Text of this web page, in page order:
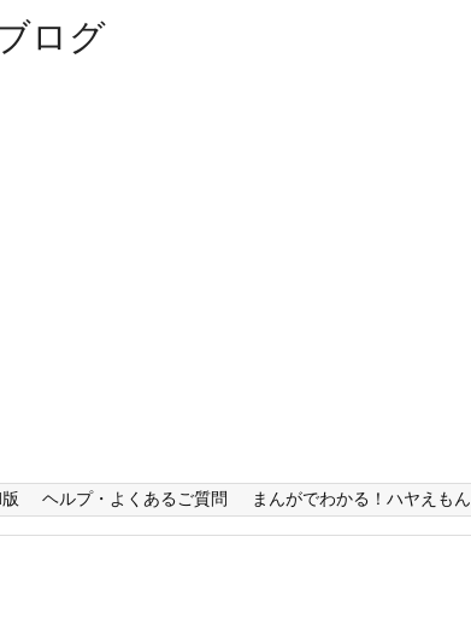
ログ
ヘルプ・よくあるご質問 まんがでわかる！ハヤえもん